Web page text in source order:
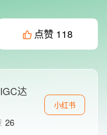
点赞 118
26
小红书